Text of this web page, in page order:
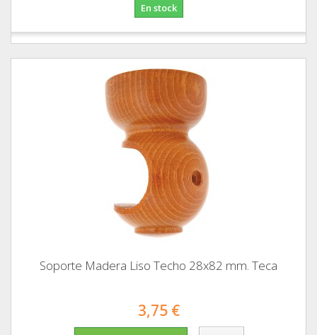
En stock
Soporte Madera Liso Techo 28x82 mm. Teca
3,75 €